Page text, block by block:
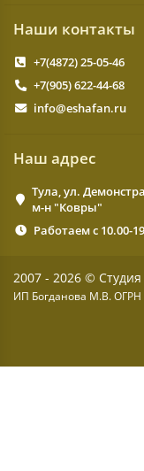
Наши контакты
+7(4872) 25-05-46
+7(905) 622-44-68
info@eshafan.ru
Наш адрес
Тула, ул.
м-н "Ковры"
Работаем с 10.00-
2007 - 2026 ©
ИП Богданова М.В. ОГРН